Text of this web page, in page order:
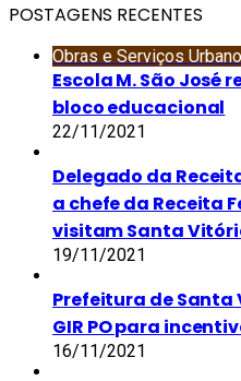
POSTAGENS RECENTES
Obras e Serviços
Escola M. São José
bloco educacional
22/11/2021
Delegado da
a chefe da Receita
visitam Santa
19/11/2021
Prefeitura de
GIR PO para
16/11/2021